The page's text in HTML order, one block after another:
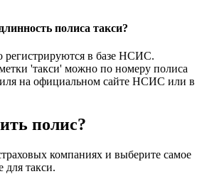
полиса такси?
регистрируются в базе НСИС.
'такси' можно по номеру полиса
на официальном сайте НСИС или в
полис?
компаниях и выберите самое
для такси.